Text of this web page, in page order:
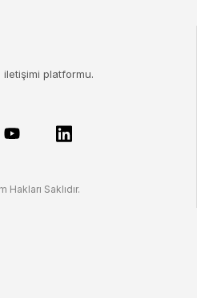
iletişimi platformu.
Saklıdır.